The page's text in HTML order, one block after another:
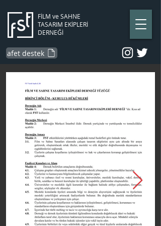
FİLM ve SAHNE
TASARIM EKİPLERİ
DERNEĞİ
afet destek